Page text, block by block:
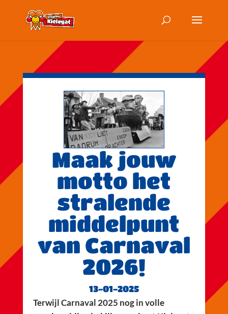
Maak jouw
motto het
stralende
middelpunt
van Carnaval
2026!
13-01-2025
Terwijl Carnaval 2025 nog in volle